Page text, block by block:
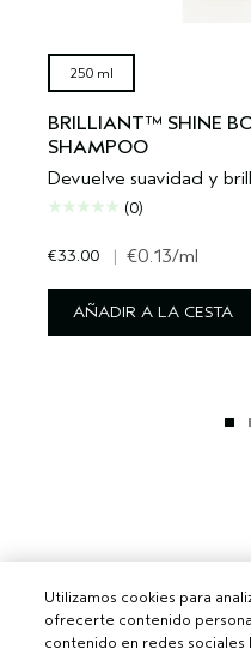
250 ml
BRILLIANT™ SHINE
SHAMPOO
Devuelve suavidad y
(0)
€33.00 | €0.13/ml
AÑADIR A LA CESTA
Utilizamos cookies para
ofrecerte contenido
contenido en redes sociales